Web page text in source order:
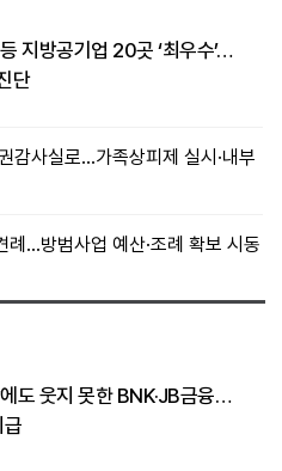
지방공기업 20곳 ‘최우수’…
단
감사실로…가족상피제 실시·내부
례…방범사업 예산·조례 확보 시동
도 웃지 못한 BNK·JB금융…
급